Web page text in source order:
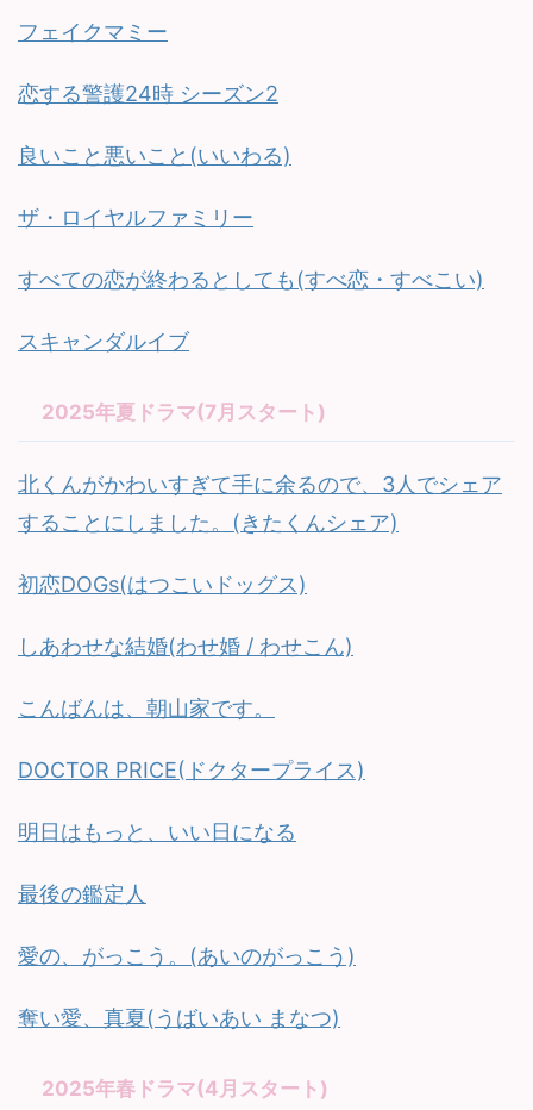
フェイクマミー
恋する警護24時 シーズン2
良いこと悪いこと(いいわる)
ザ・ロイヤルファミリー
すべての恋が終わるとしても(すべ恋・すべこい)
スキャンダルイブ
2025年夏ドラマ(7月スタート)
北くんがかわいすぎて手に余るので、3人でシェア
することにしました。(きたくんシェア)
初恋DOGs(はつこいドッグス)
しあわせな結婚(わせ婚 / わせこん)
こんばんは、朝山家です。
DOCTOR PRICE(ドクタープライス)
明日はもっと、いい日になる
最後の鑑定人
愛の、がっこう。(あいのがっこう)
奪い愛、真夏(うばいあい まなつ)
2025年春ドラマ(4月スタート)